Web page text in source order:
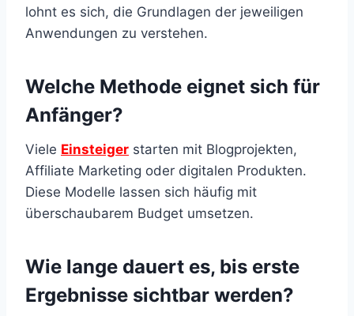
lohnt es sich, die Grundlagen der jeweiligen
Anwendungen zu verstehen.
Welche Methode eignet sich für
Anfänger?
Viele Einsteiger starten mit Blogprojekten,
Affiliate Marketing oder digitalen Produkten.
Diese Modelle lassen sich häufig mit
überschaubarem Budget umsetzen.
Wie lange dauert es, bis erste
Ergebnisse sichtbar werden?